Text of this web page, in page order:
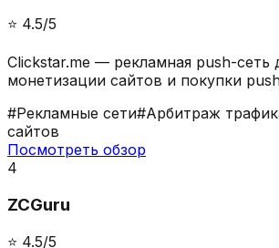
⭐️ 4.5/5
Сlickstar.me — рекламная push-сеть
монетизации сайтов и покупки
#Рекламные сети#Арбитраж
сайтов
Посмотреть обзор
4
ZCGuru
⭐️ 4.5/5